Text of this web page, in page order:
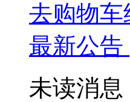
去购物车
最新公告
未读消息